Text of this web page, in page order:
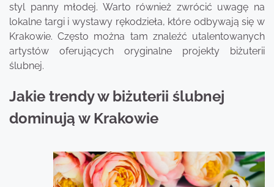
styl panny młodej. Warto również zwrócić uwagę na
lokalne targi i wystawy rękodzieła, które odbywają się w
Krakowie. Często można tam znaleźć utalentowanych
artystów oferujących oryginalne projekty biżuterii
ślubnej.
Jakie trendy w biżuterii ślubnej
dominują w Krakowie